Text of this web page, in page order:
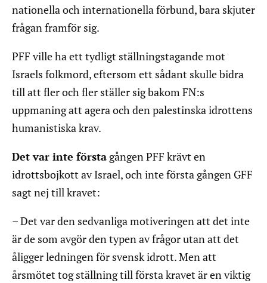
nationella och internationella förbund, bara skjuter
frågan framför sig.
PFF ville ha ett tydligt ställningstagande mot
Israels folkmord, eftersom ett sådant skulle bidra
till att fler och fler ställer sig bakom FN:s
uppmaning att agera och den palestinska idrottens
humanistiska krav.
Det var inte första gången PFF krävt en
idrottsbojkott av Israel, och inte första gången GFF
sagt nej till kravet:
– Det var den sedvanliga motiveringen att det inte
är de som avgör den typen av frågor utan att det
åligger ledningen för svensk idrott. Men att
årsmötet tog ställning till första kravet är en viktig